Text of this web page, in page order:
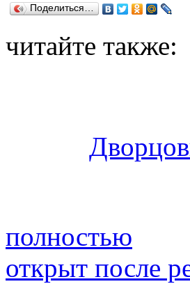
Поделиться…
читайте также:
полностью
открыт после